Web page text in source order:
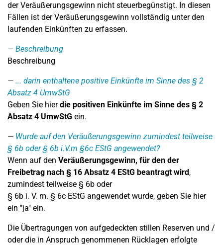
der Veräußerungsgewinn nicht steuerbegünstigt. In diesen
Fällen ist der Veräußerungsgewinn vollständig unter den
laufenden Einkünften zu erfassen.
Beschreibung
Beschreibung
... darin enthaltene positive Einkünfte im Sinne des § 2
Absatz 4 UmwStG
Geben Sie hierdie positiven Einkünfte im Sinne des § 2
Absatz 4 UmwStG ein.
Wurde auf den Veräußerungsgewinn zumindest teilweise
§ 6b oder § 6b i.V.m §6c EStG angewendet?
Wenn auf den Veräußerungsgewinn, für den der
Freibetrag nach § 16 Absatz 4 EStG beantragt wird,
zumindest teilweise § 6b oder
§ 6b i. V. m. § 6c EStG angewendet wurde, geben Sie hier
ein "ja" ein.
Die Übertragungen von aufgedeckten stillen Reserven und /
oder die in Anspruch genommenen Rücklagen erfolgte